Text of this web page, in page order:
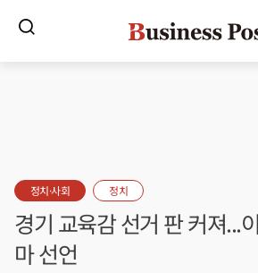
정치·사회 정치
경기 교육감 선거 판 커져...
마 선언